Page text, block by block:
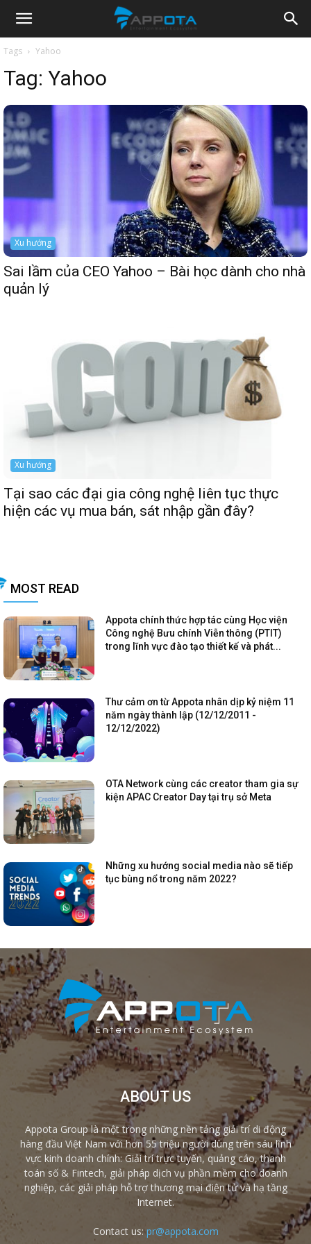
Appota
News
Tags Yahoo
Tag: Yahoo
Xu hướng
Sai lầm của CEO Yahoo – Bài học dành cho nhà
quản lý
Xu hướng
Tại sao các đại gia công nghệ liên tục thực
hiện các vụ mua bán, sát nhập gần đây?
MOST READ
Appota chính thức hợp tác cùng Học viện
Công nghệ Bưu chính Viễn thông (PTIT)
trong lĩnh vực đào tạo thiết kế và phát...
Thư cảm ơn từ Appota nhân dịp kỷ niệm 11
năm ngày thành lập (12/12/2011 -
12/12/2022)
OTA Network cùng các creator tham gia sự
kiện APAC Creator Day tại trụ sở Meta
Những xu hướng social media nào sẽ tiếp
tục bùng nổ trong năm 2022?
ABOUT US
Appota Group là một trong những nền tảng giải trí di động
hàng đầu Việt Nam với hơn 55 triệu người dùng trên sáu lĩnh
vực kinh doanh chính: Giải trí trực tuyến, quảng cáo, thanh
toán số & Fintech, giải pháp dịch vụ phần mềm cho doanh
nghiệp, các giải pháp hỗ trợ thương mại điện tử và hạ tầng
Internet.
Contact us: pr@appota.com